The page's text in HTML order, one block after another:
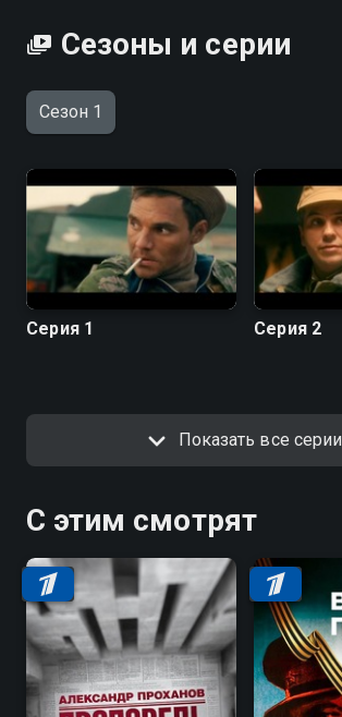
Сезоны и серии
Сезон 1
Серия 1 Серия 2
Показать все серии
С этим смотрят